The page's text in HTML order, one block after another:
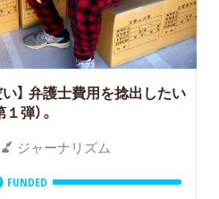
】 弁護士費用を捻出したい
１弾）。
ジャーナリズム
FUNDED